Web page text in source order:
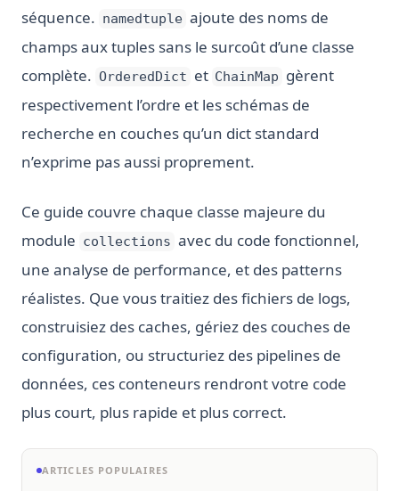
séquence. namedtuple ajoute des noms de
champs aux tuples sans le surcoût d’une classe
complète. OrderedDict et ChainMap gèrent
respectivement l’ordre et les schémas de
recherche en couches qu’un dict standard
n’exprime pas aussi proprement.
Ce guide couvre chaque classe majeure du
module collections avec du code fonctionnel,
une analyse de performance, et des patterns
réalistes. Que vous traitiez des fichiers de logs,
construisiez des caches, gériez des couches de
configuration, ou structuriez des pipelines de
données, ces conteneurs rendront votre code
plus court, plus rapide et plus correct.
ARTICLES POPULAIRES